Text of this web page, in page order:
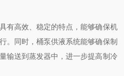
有高效、稳定的特点，能够确保机
。同时，桶泵供液系统能够确保制
输送到蒸发器中，进一步提高制冷